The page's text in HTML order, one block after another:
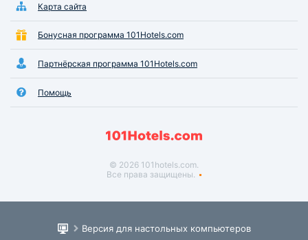
Карта сайта
Бонусная программа 101Hotels.com
Партнёрская программа 101Hotels.com
Помощь
© 2026 101hotels.com.
Все права защищены.
Версия для настольных компьютеров